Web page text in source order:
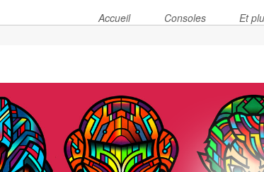
Accueil Consoles Et